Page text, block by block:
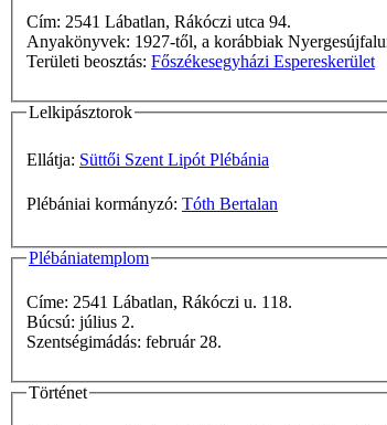
Cím: 2541 Lábatlan, Rákóczi utca 94.
Anyakönyvek: 1927-től, a korábbiak
Területi beosztás: Főszékesegyházi Espereskerület
Lelkipásztorok
Ellátja: Süttői Szent Lipót Plébánia
Plébániai kormányzó: Tóth Bertalan
Plébániatemplom
Címe: 2541 Lábatlan, Rákóczi u. 118.
Búcsú: július 2.
Szentségimádás: február 28.
Történet